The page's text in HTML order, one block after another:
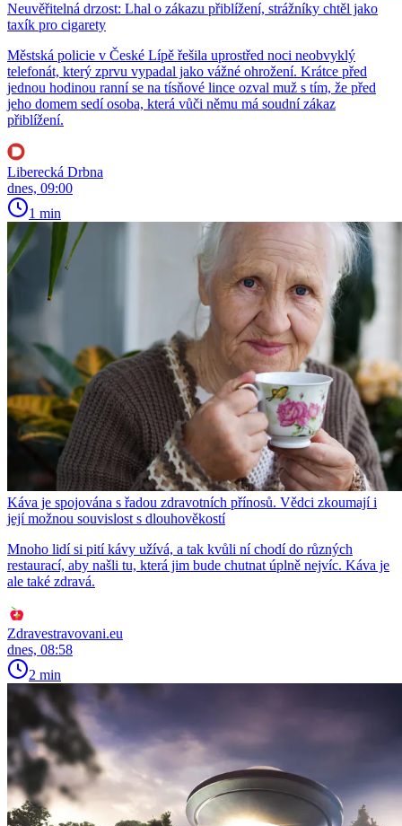
Neuvěřitelná drzost: Lhal o zákazu přiblížení, strážníky chtěl jako
taxík pro cigarety
Městská policie v České Lípě řešila uprostřed noci neobvyklý
telefonát, který zprvu vypadal jako vážné ohrožení. Krátce před
jednou hodinou ranní se na tísňové lince ozval muž s tím, že před
jeho domem sedí osoba, která vůči němu má soudní zákaz
přiblížení.
Liberecká Drbna
dnes, 09:00
1 min
Káva je spojována s řadou zdravotních přínosů. Vědci zkoumají i
její možnou souvislost s dlouhověkostí
Mnoho lidí si pití kávy užívá, a tak kvůli ní chodí do různých
restaurací, aby našli tu, která jim bude chutnat úplně nejvíc. Káva je
ale také zdravá.
Zdravestravovani.eu
dnes, 08:58
2 min